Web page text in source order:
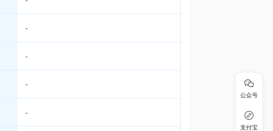
-
-
-
-
公众号
支付宝